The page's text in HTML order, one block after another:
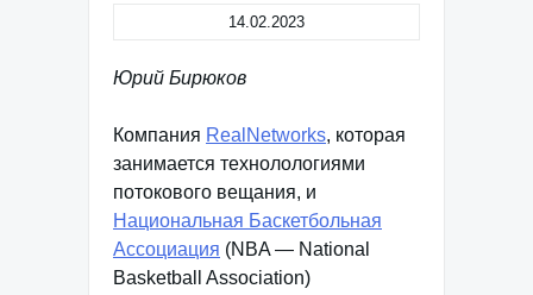
14.02.2023
Юрий Бирюков
Компания RealNetworks, которая
занимается технолологиями
потокового вещания, и
Национальная Баскетбольная
Ассоциация (NBA — National
Basketball Association)